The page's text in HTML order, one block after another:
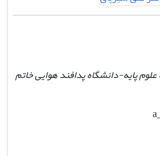
پایه-دانشگاه پدافند هوایی خاتم